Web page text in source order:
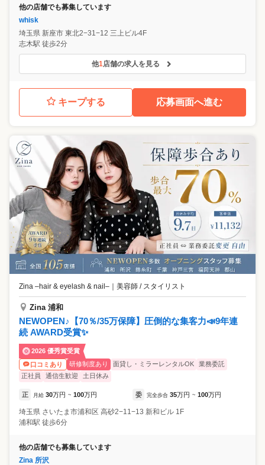
他の店舗でも募集しています
whisk
埼玉県 新座市 東北2−31−12 三上ビル4F
志木駅 徒歩2分
他1店舗の求人を見る
キープする 応募画面へ進む
Zina –hair & eyelash & nail– ｜ 美容師 / スタイリスト
Zina 浦和
NEWOPEN♪【70％/35万保障】圧倒的な集客力📣9年連
続 AWARD受賞✨
2026 優秀賞受賞
口コミあり
研修制度あり 面貸し・ミラーレンタルOK
業務委託
正社員
通信生歓迎 土日休み
正 月給 30万円 ~ 100万円 委 完全歩合 35万円 ~ 100万円
埼玉県 さいたま市浦和区 高砂2−11−13 新和ビル 1F
浦和駅 徒歩6分
他の店舗でも募集しています
Zina 所沢